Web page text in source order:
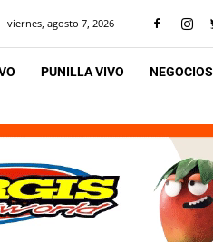
viernes, agosto 7, 2026
PUNILLA VIVO NEGOCIOS